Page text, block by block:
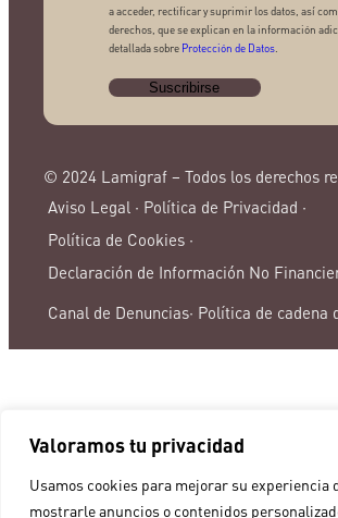
Valoramos tu privacidad
Usamos cookies para mejorar su experiencia
mostrarle anuncios o contenidos
a acceder, rectificar y suprimir los datos, así
derechos, que se explican en la información
detallada sobre Protección de Datos.
© 2024 Lamigraf – Todos los derechos
Aviso Legal · Política de Privacidad ·
Política de Cookies ·
Declaración de Información No
Canal de Denuncias· Política de cadena